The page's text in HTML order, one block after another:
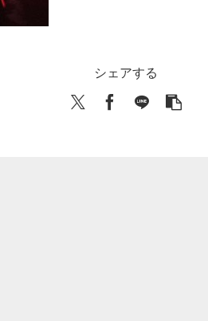
シェアする